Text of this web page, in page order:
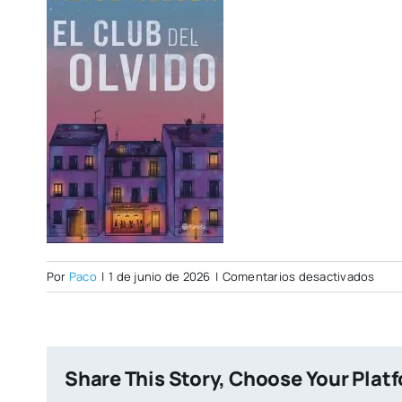
Por Paco | 1 de junio de 2026 | Comentarios desactivadosen
Share This Story, Choose Your